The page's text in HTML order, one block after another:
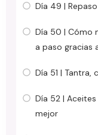
Día 49 |
Día 50 | Cómo
a paso gracias
Día 51 |
Día 52 |
mejor